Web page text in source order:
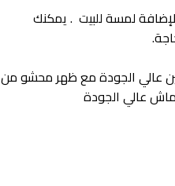
لمسة للبيت . يمكنك
عالي الجودة مع ظهر محشو من
عالي الجودة